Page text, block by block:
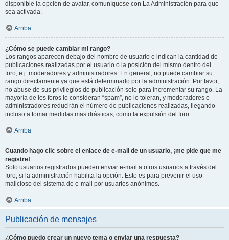
disponible la opción de avatar, comuníquese con La Administración para que
sea activada.
Arriba
¿Cómo se puede cambiar mi rango?
Los rangos aparecen debajo del nombre de usuario e indican la cantidad de
publicaciones realizadas por el usuario o la posición del mismo dentro del
foro, e.j. moderadores y administradores. En general, no puede cambiar su
rango directamente ya que está determinado por la administración. Por favor,
no abuse de sus privilegios de publicación solo para incrementar su rango. La
mayoría de los foros lo consideran “spam”, no lo toleran, y moderadores o
administradores reducirán el número de publicaciones realizadas, llegando
incluso a tomar medidas mas drásticas, como la expulsión del foro.
Arriba
Cuando hago clic sobre el enlace de e-mail de un usuario, ¡me pide que me
registre!
Solo usuarios registrados pueden enviar e-mail a otros usuarios a través del
foro, si la administración habilita la opción. Esto es para prevenir el uso
malicioso del sistema de e-mail por usuarios anónimos.
Arriba
Publicación de mensajes
¿Cómo puedo crear un nuevo tema o enviar una respuesta?